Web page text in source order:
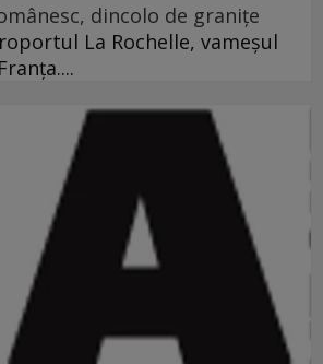
dincolo de graniţe
La Rochelle, vameşul